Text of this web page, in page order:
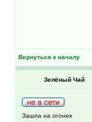
Вернуться к началу
Зелёный Чай
Зашла на огонек